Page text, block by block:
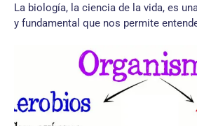
La biología, la ciencia de la vida, es
y fundamental que nos permite